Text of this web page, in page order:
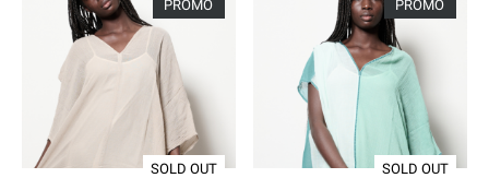
PROMO
SOLD OUT
PROMO
SOLD OUT